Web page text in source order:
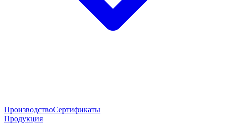
ПроизводствоСертификаты
Продукция